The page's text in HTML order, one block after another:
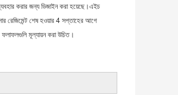
করার জন্য ডিজাইন করা হয়েছে।এইচ
রেজিমেন্ট শেষ হওয়ার 4 সপ্তাহের আগে
ফলাফলগুলি মূল্যায়ন করা উচিত।